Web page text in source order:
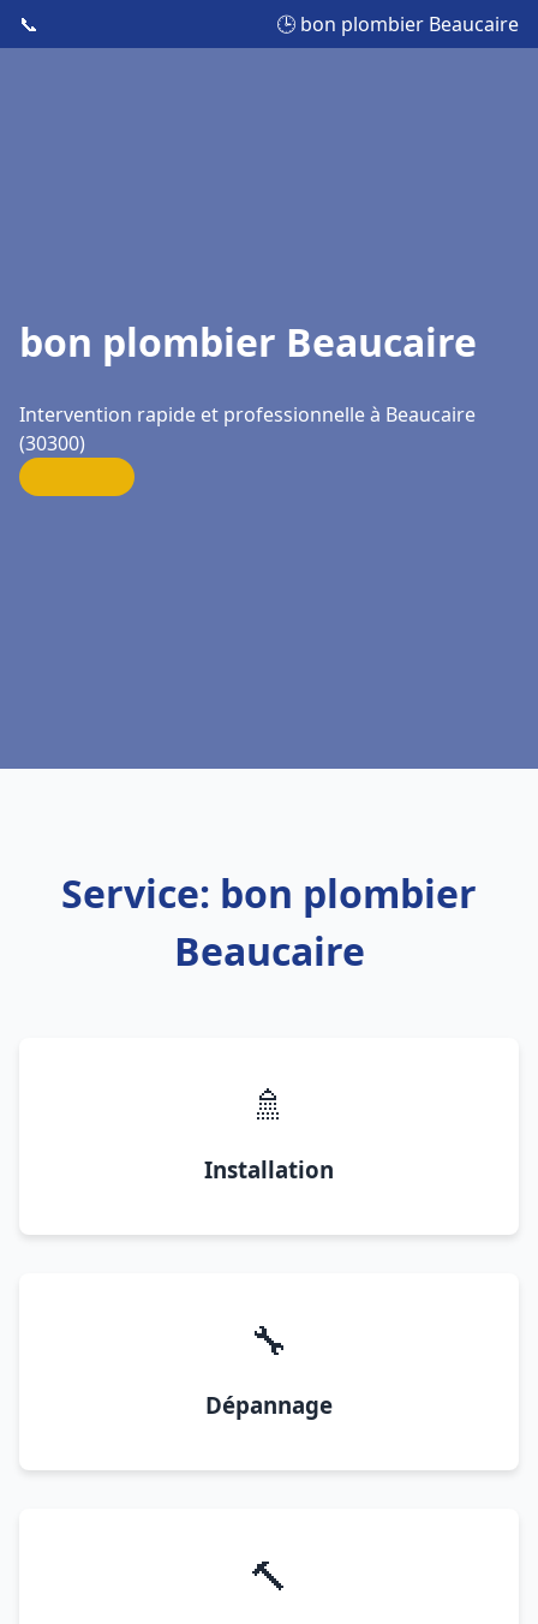
📞 🕒 bon plombier Beaucaire
bon plombier Beaucaire
Intervention rapide et professionnelle à Beaucaire
(30300)
Service: bon plombier
Beaucaire
🚿
Installation
🔧
Dépannage
🔨